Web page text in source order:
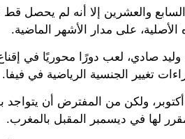
والعشرين إلا أنه لم يحصل
على مدار الأشهر الماضية.
صادي، لعب دورًا محوريًا في إقناع
تغيير الجنسية الرياضية في فيفا.
ولكن من المفترض أن
لها في ديسمبر المقبل بالمغرب.